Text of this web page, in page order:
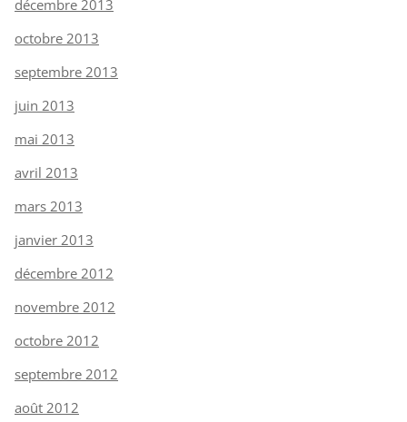
décembre 2013
octobre 2013
septembre 2013
juin 2013
mai 2013
avril 2013
mars 2013
janvier 2013
décembre 2012
novembre 2012
octobre 2012
septembre 2012
août 2012